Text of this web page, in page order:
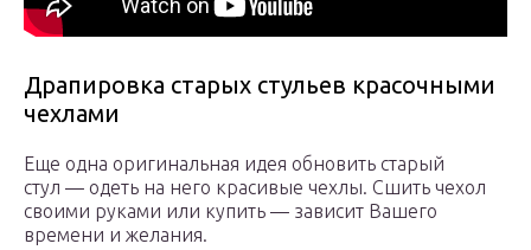
Драпировка старых стульев красочными
чехлами
Еще одна оригинальная идея обновить старый
стул — одеть на него красивые чехлы. Сшить чехол
своими руками или купить — зависит Вашего
времени и желания.